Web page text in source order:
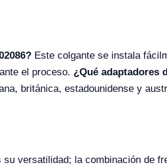
Este colgante se instala
el proceso. ¿Qué adaptadores
británica, estadounidense y
versatilidad; la combinación de